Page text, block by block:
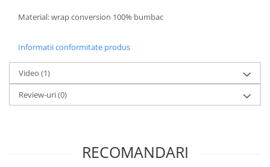
Material: wrap conversion 100% bumbac
Informatii conformitate produs
Video (1)
Review-uri(0)
RECOMANDARI